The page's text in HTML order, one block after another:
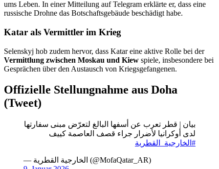
ums Leben. In einer Mitteilung auf Telegram erklärte er, dass eine
russische Drohne das Botschaftsgebäude beschädigt habe.
Katar als Vermittler im Krieg
Selenskyj hob zudem hervor, dass Katar eine aktive Rolle bei der
Vermittlung zwischen Moskau und Kiew spiele, insbesondere bei
Gesprächen über den Austausch von Kriegsgefangenen.
Offizielle Stellungnahme aus Doha
(Tweet)
بيان | قطر تعرب عن أسفها البالغ لتعرّض مبنى سفارتها
لدى أوكرانيا لأضرار جراء قصف العاصمة كييف
#الخارجية_القطرية
— الخارجية القطرية (@MofaQatar_AR)